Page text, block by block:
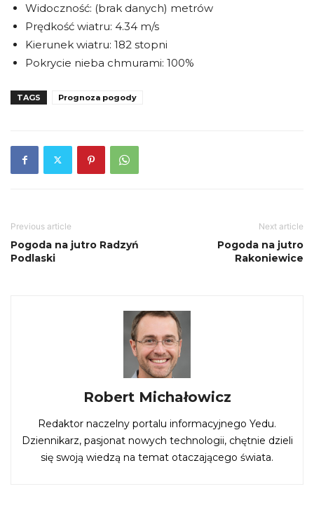
Widoczność: (brak danych) metrów
Prędkość wiatru: 4.34 m/s
Kierunek wiatru: 182 stopni
Pokrycie nieba chmurami: 100%
TAGS Prognoza pogody
Previous article
Pogoda na jutro Radzyń
Podlaski
Next article
Pogoda na jutro
Rakoniewice
Robert Michałowicz
Redaktor naczelny portalu informacyjnego Yedu.
Dziennikarz, pasjonat nowych technologii, chętnie dzieli
się swoją wiedzą na temat otaczającego świata.